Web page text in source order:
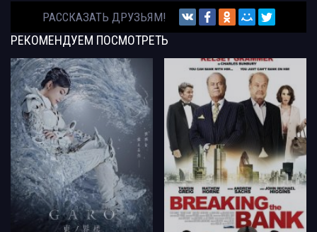
РАССКАЗАТЬ ДРУЗЬЯМ!
РЕКОМЕНДУЕМ ПОСМОТРЕТЬ